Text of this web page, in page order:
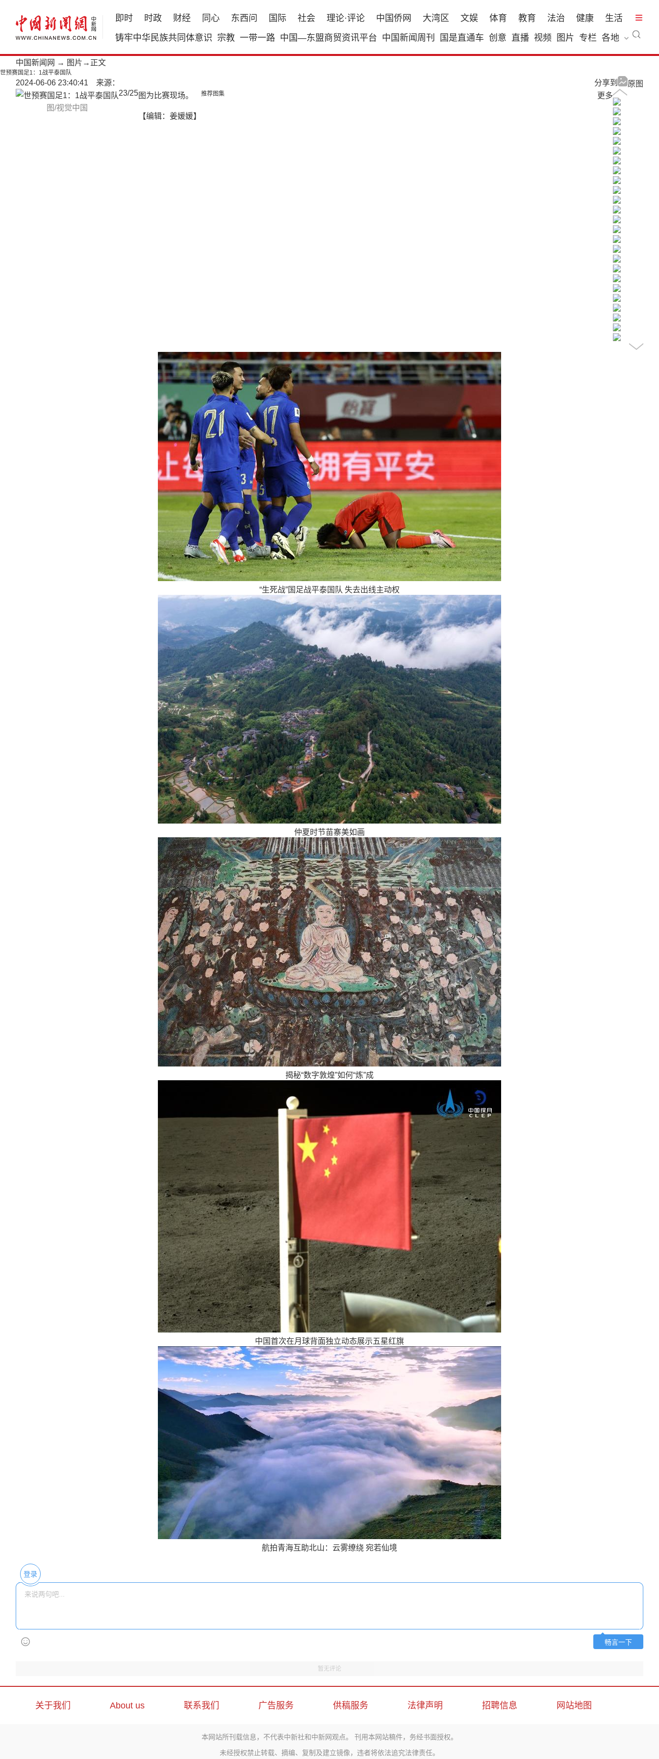
即时 时政 财经 同心 东西问 国际 社会 理论·评论 中国侨网 大湾区 文娱 体育 教育 法治 健康
生活
铸牢中华民族共同体意识 宗教 一带一路 中国—东盟商贸资讯平台 中国新闻周刊 国是直通车 创意 直播 视频 图片 专栏 各地
中国新闻网 → 图片 →正文
世预赛国足1：1战平泰国队
2024-06-06 23:40:41 来源： 原图
分享到
图/视觉中国
23/25图为比赛现场。
【编辑：姜媛媛】
推荐图集 更多
“生死战”国足战平泰国队 失去出线主动权
仲夏时节苗寨美如画
揭秘“数字敦煌”如何“炼”成
中国首次在月球背面独立动态展示五星红旗
航拍青海互助北山：云雾缭绕 宛若仙境
登录
畅言一下
暂无评论
关于我们 About us 联系我们 广告服务 供稿服务 法律声明 招聘信息 网站地图
本网站所刊载信息，不代表中新社和中新网观点。 刊用本网站稿件，务经书面授权。
未经授权禁止转载、摘编、复制及建立镜像，违者将依法追究法律责任。